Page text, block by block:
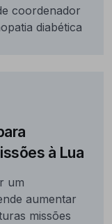
coordenador
diabética
à Lua
um
aumentar
missões